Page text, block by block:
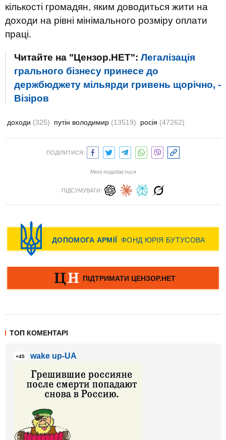
кількості громадян, яким доводиться жити на
доходи на рівні мінімального розміру оплати
праці.
Читайте на "Цензор.НЕТ": Легалізація
грального бізнесу принесе до
держбюджету мільярди гривень щорічно, -
Візіров
доходи (325) путін володимир (13519) росія (47262)
ПОДІЛИТИСЯ:
Мені подобається
ПІДСУМУВАТИ:
ТОП КОМЕНТАРІ
+45 wake up-UA